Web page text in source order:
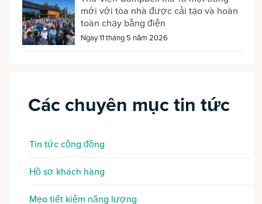
mới với tòa nhà được cải tạo và hoàn
toàn chạy bằng điện
Ngày 11 tháng 5 năm 2026
Các chuyên mục tin tức
Tin tức cộng đồng
Hồ sơ khách hàng
Mẹo tiết kiệm năng lượng